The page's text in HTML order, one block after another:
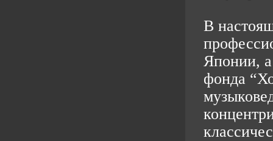
В
Японии, а
фонда